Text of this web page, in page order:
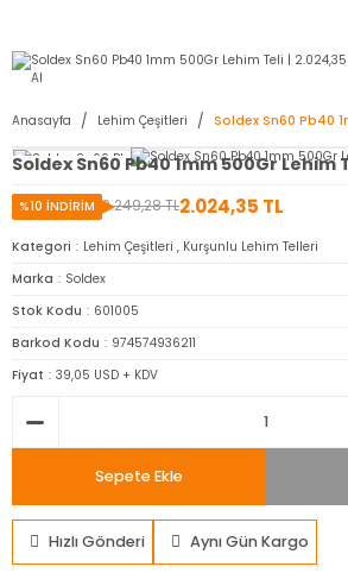
Anasayfa Lehim Çeşitleri Soldex Sn60 Pb40
Soldex Sn60 Pb40 1mm 500Gr Lehim
2.249,28 TL2.024,35 TL
%10 İNDİRİM
Kategori Lehim Çeşitleri , Kurşunlu Lehim Telleri
Marka
Soldex
Stok Kodu
601005
Barkod Kodu
974574936211
Fiyat
39,05 USD + KDV
Sepete Ekle
Hızlı Gönderi Aynı Gün Kargo